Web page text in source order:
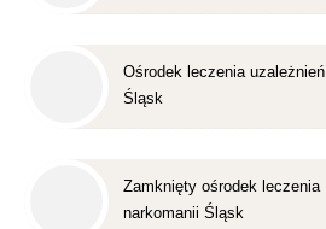
Ośrodek leczenia uzależnień
Śląsk
Zamknięty ośrodek leczenia
narkomanii Śląsk